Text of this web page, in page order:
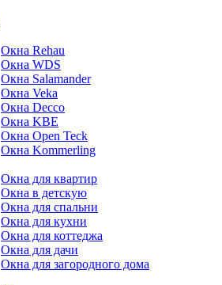
Окна Rehau
Окна WDS
Окна Salamander
Окна Veka
Окна Decco
Окна KBE
Окна Open Teck
Окна Kommerling
Окна для квартир
Окна в детскую
Окна для спальни
Окна для кухни
Окна для коттеджа
Окна для дачи
Окна для загородного дома